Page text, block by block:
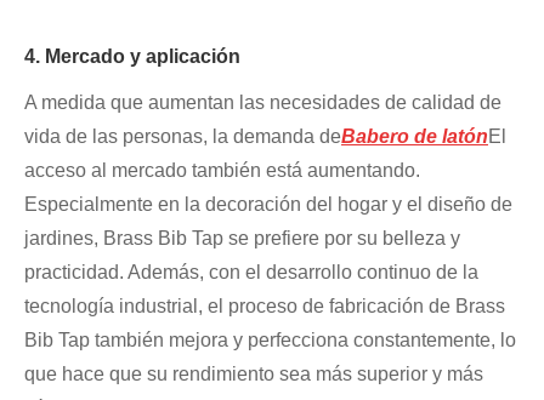
4. Mercado y aplicación
A medida que aumentan las necesidades de calidad de
vida de las personas, la demanda deBabero de latónEl
acceso al mercado también está aumentando.
Especialmente en la decoración del hogar y el diseño de
jardines, Brass Bib Tap se prefiere por su belleza y
practicidad. Además, con el desarrollo continuo de la
tecnología industrial, el proceso de fabricación de Brass
Bib Tap también mejora y perfecciona constantemente, lo
que hace que su rendimiento sea más superior y más